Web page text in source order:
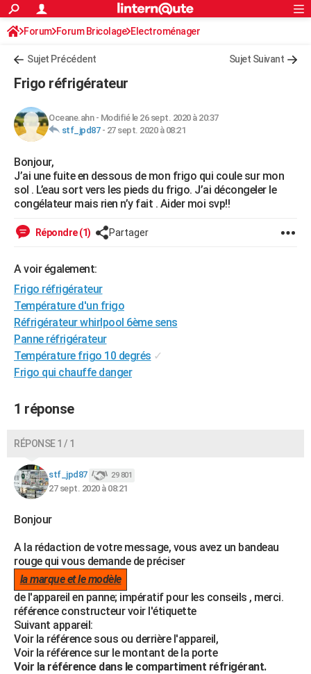
ACTUALITÉS
Politique
Société
Faits Divers
Education
Monde
Villes
+
Retraite
Impôts
Epargne
Immobilier
Risques naturels par ville
Banque
Assurance
Crédit
AUTO
HIGH-TECH
Mobiles
Meilleur smartphone
Internet
Ordinateurs
Jeux vidéo
Guide high-tech
+BRICOLAGE
Forum
Aménagement intérieur
Extérieur
Cuisine
Salle de bains
Jardinage
Rangement
Guides de France
Escapades
Patrimoine
Expositions
Musées
Week-end nature
Art de vivre
Bien-être
Loisirs
Mode
Modes de vie
SANTE
Alimentation
Guide de la santé
Maladies
Médicaments
Sommeil
VOYAGE
Destinations
City break
Voyage nature
Voyage de noces
Forum
Climat
+PHOTO
GUIDES D'ACHAT
CARTE DE VOEUX
Carte de Noël
Carte Bonne année
Carte Saint-Valentin
Carte Pâques
Carte d'anniversaire
DICTIONNAIRE
Dictionnaire
Biographies
Citations
Expressions
Proverbes
PROGRAMME TV
COPAINS D'AVANT
S'inscrire
Se connecter
Lycées
Collèges
Primaires
Universités
Entreprises
Service militaire
Avis de recherche
AVIS DE DÉCÈS
FORUM
Bricolage
Lifestyle
Culture
Sport
Auto
Television
Voyage
Cinema
S'inscrire
Connexion
Forum Forum Bricolage Electroménager
Sujet Précédent Sujet Suivant
Frigo réfrigérateur
Oceane.ahn- Modifié le 26 sept. 2020 à 20:37
stf_jpd87- 27 sept. 2020 à 08:21
Bonjour,
J’ai une fuite en dessous de mon frigo qui coule sur mon
sol . L’eau sort vers les pieds du frigo. J’ai décongeler le
congélateur mais rien n’y fait . Aider moi svp!!
Répondre (1) Partager
A voir également:
Frigo réfrigérateur
Température d'un frigo
Réfrigérateur whirlpool 6ème sens
Panne réfrigérateur
Température frigo 10 degrés ✓
Frigo qui chauffe danger
1 réponse
RÉPONSE 1 / 1
stf_jpd87 29 801
27 sept. 2020 à 08:21
Bonjour
A la rédaction de votre message, vous avez un bandeau
rouge qui vous demande de préciser
la marque et le modèle
de l'appareil en panne; impératif pour les conseils , merci.
référence constructeur voir l'étiquette
Suivant appareil:
Voir la référence sous ou derrière l'appareil,
Voir la référence sur le montant de la porte
Voir la référence dans le compartiment réfrigérant.